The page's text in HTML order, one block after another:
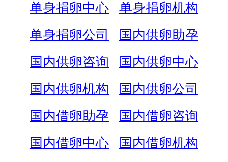
单身捐卵中心
单身捐卵机构
单身捐卵公司
国内供卵助孕
国内供卵咨询
国内供卵中心
国内供卵机构
国内供卵公司
国内借卵助孕
国内借卵咨询
国内借卵中心
国内借卵机构